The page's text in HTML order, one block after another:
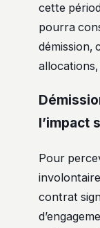
cette
pourra
démission,
allocations,
l’impact
Pour
contrat